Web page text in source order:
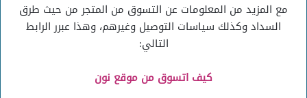
مع المزيد من المعلومات عن التسوق من المتجر من حيث طرق
السداد وكذلك سياسات التوصيل وغيرهم، وهذا عبرر الرابط
التالي:
كيف اتسوق من موقع نون